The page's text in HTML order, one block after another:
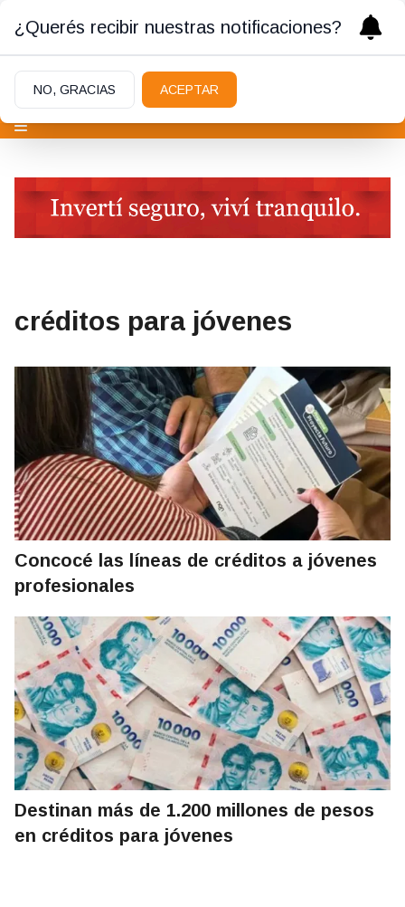
créditos para jóvenes
Concocé las líneas de créditos a jóvenes
profesionales
Destinan más de 1.200 millones de pesos
en créditos para jóvenes
¿Querés recibir nuestras notificaciones?
NO, GRACIAS ACEPTAR